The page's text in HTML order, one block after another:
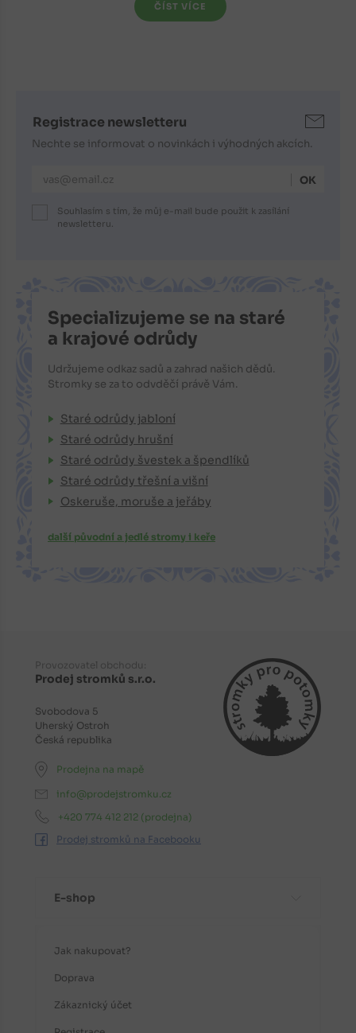
ČÍST VÍCE
Registrace newsletteru
Nechte se informovat o novinkách i výhodných akcích.
E-mailová adresa
Souhlasím s tím, že můj e-mail bude použit k zasílání
newsletteru.
Specializujeme se na staré
a krajové odrůdy
Udržujeme odkaz sadů a zahrad našich dědů.
Stromky se za to odvděčí právě Vám.
Staré odrůdy jabloní
Staré odrůdy hrušní
Staré odrůdy švestek a špendlíků
Staré odrůdy třešní a višní
Oskeruše, moruše a jeřáby
další původní a jedlé stromy i keře
Provozovatel obchodu:
Prodej stromků s.r.o.
Svobodova 5
Uherský Ostroh
Česká republika
Prodejna na mapě
info@prodejstromku.cz
+420 774 412 212 (prodejna)
Prodej stromků na Facebooku
E-shop
Jak nakupovat?
Doprava
Zákaznický účet